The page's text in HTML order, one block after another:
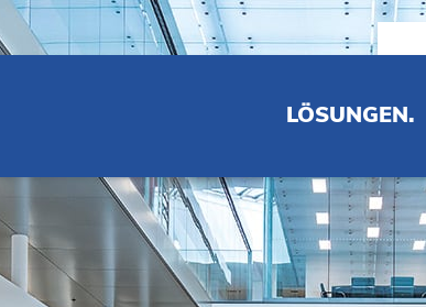
LÖSUNGEN.